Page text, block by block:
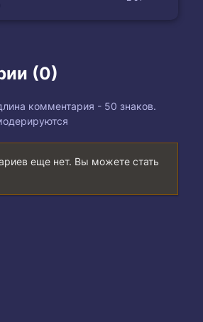
(0)
комментария - 50 знаков.
еще нет. Вы можете стать